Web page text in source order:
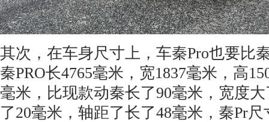
其次，在车身尺寸上，车秦Pro也要比
秦PRO长4765毫米，宽1837毫米，高
毫米，比现款动秦长了90毫米，宽度
了20毫米，轴距了长了48毫米，秦Pr